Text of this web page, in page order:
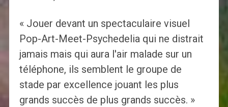
« Jouer devant un spectaculaire visuel
Pop-Art-Meet-Psychedelia qui ne distrait
jamais mais qui aura l'air malade sur un
téléphone, ils semblent le groupe de
stade par excellence jouant les plus
grands succès de plus grands succès. »